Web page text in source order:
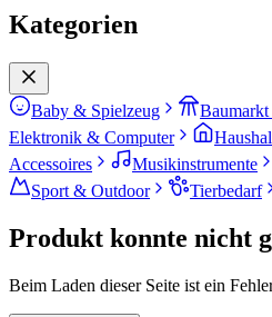
Kategorien
Baby & Spielzeug
Elektronik & Computer
Accessoires
Musikinstrumente
Sport & Outdoor
Tierbedarf
Produkt konnte nicht
Beim Laden dieser Seite ist ein